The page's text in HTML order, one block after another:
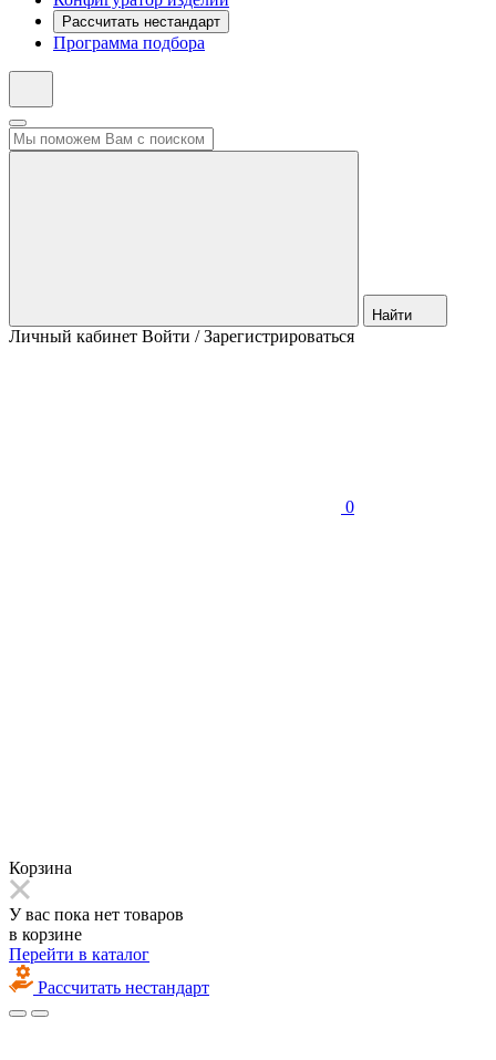
Рассчитать нестандарт
Программа подбора
Найти
Личный кабинет Войти / Зарегистрироваться
0
Корзина
У вас пока нет товаров
в корзине
Перейти в каталог
Рассчитать нестандарт